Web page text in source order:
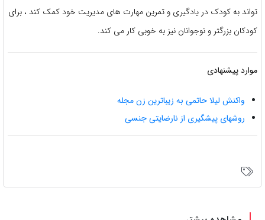
تواند به کودک در یادگیری و تمرین مهارت های مدیریت خود کمک کند ، برای
کودکان بزرگتر و نوجوانان نیز به خوبی کار می کند.
موارد پیشنهادی
واکنش لیلا حاتمی به زیباترین زن مجله
روشهای پیشگیری از نارضایتی جنسی